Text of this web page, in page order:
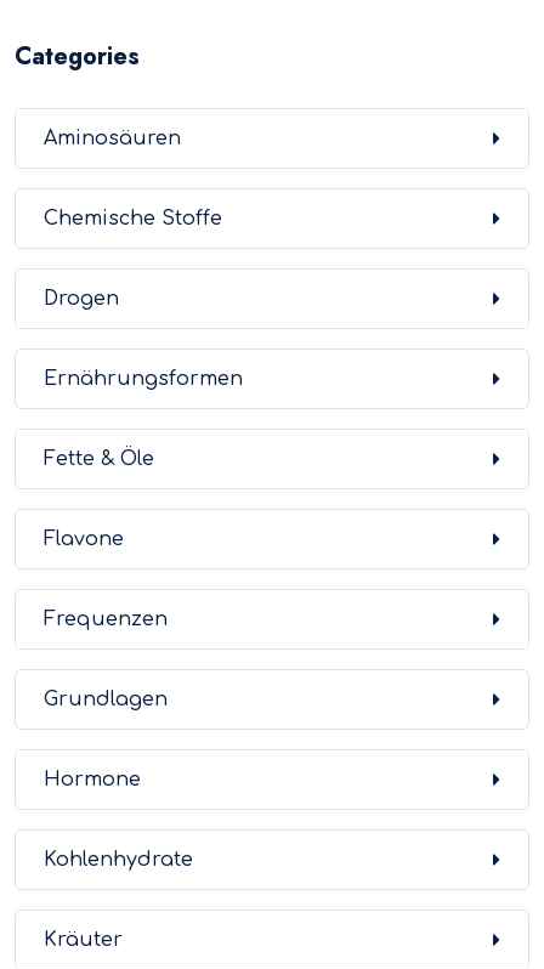
Categories
Aminosäuren
Chemische Stoffe
Drogen
Ernährungsformen
Fette & Öle
Flavone
Frequenzen
Grundlagen
Hormone
Kohlenhydrate
Kräuter